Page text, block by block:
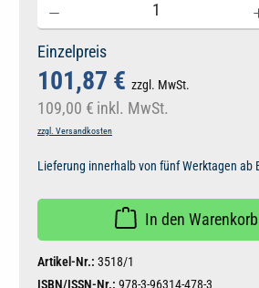
Einzelpreis
101,87 € zzgl. MwSt.
109,00 € inkl. MwSt.
zzgl. Versandkosten
Lieferung innerhalb von fünf Werktagen ab
In den Warenkorb
Artikel-Nr.: 3518/1
ISBN/ISSN-Nr.: 978-3-96314-478-3